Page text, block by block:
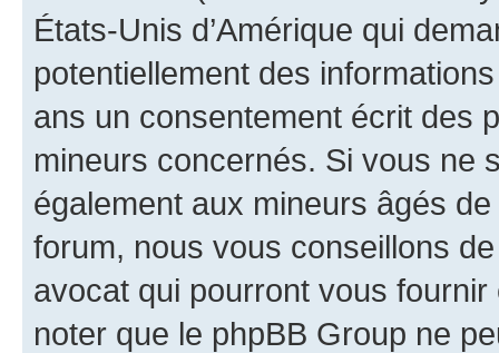
États-Unis d’Amérique qui
potentiellement des
ans un consentement écrit des
mineurs concernés. Si vous ne
également aux mineurs âgés
forum, nous vous conseillons
avocat qui pourront vous
noter que le phpBB Group ne